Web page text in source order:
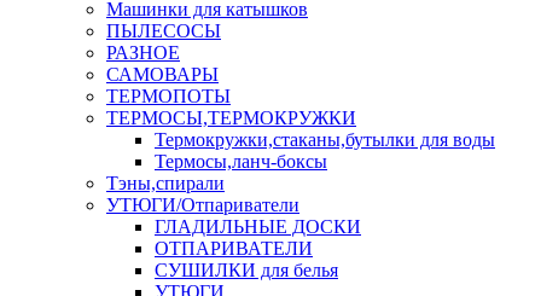
Машинки для катышков
ПЫЛЕСОСЫ
РАЗНОЕ
САМОВАРЫ
ТЕРМОПОТЫ
ТЕРМОСЫ,ТЕРМОКРУЖКИ
Термокружки,стаканы,бутылки для воды
Термосы,ланч-боксы
Тэны,спирали
УТЮГИ/Отпариватели
ГЛАДИЛЬНЫЕ ДОСКИ
ОТПАРИВАТЕЛИ
СУШИЛКИ для белья
УТЮГИ